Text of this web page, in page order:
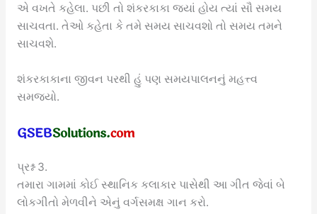
એ વખતે કહેલા. પછી તો શંકરકાકા જ્યાં હોય ત્યાં સૌ સમય
સાચવતા. તેઓ કહેતા કે તમે સમય સાચવશો તો સમય તમને
સાચવશે.
શંકરકાકાના જીવન પરથી હું પણ સમયપાલનનું મહત્ત્વ
સમજ્યો.
પ્રશ્ન 3.
તમારા ગામમાં કોઈ સ્થાનિક કલાકાર પાસેથી આ ગીત જેવાં બે
લોકગીતો મેળવીને એનું વર્ગસમક્ષ ગાન કરો.